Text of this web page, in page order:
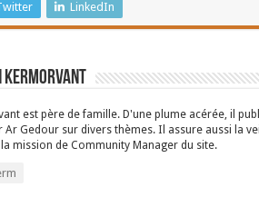
peut au contraire être acceptée comme une
fragilité. Noël, c’est le Verbe de Dieu qui
pas tenu de le faire, vient assumer notre
fragilité nous amène à comprendre que nous
aider à réaliser que, de notre propre chef, nous
LinkedIn
Kermorvant
est père de famille. D'une plume acérée, il
Ar Gedour sur divers thèmes. Il assure aussi la
mission de Community Manager du site.